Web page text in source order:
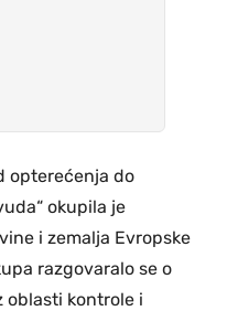
opterećenja do
okupila je
i zemalja Evropske
razgovaralo se o
oblasti kontrole i